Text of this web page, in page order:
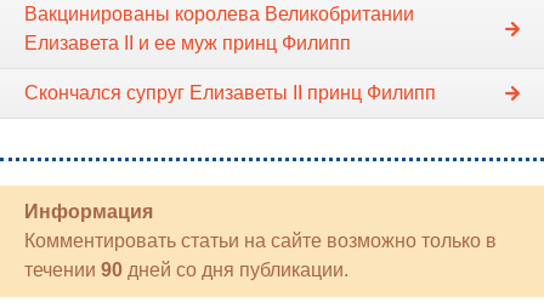
Вакцинированы королева Великобритании
Елизавета II и ее муж принц Филипп
Скончался супруг Елизаветы II принц Филипп
Информация
Комментировать статьи на сайте возможно только в
течении 90 дней со дня публикации.